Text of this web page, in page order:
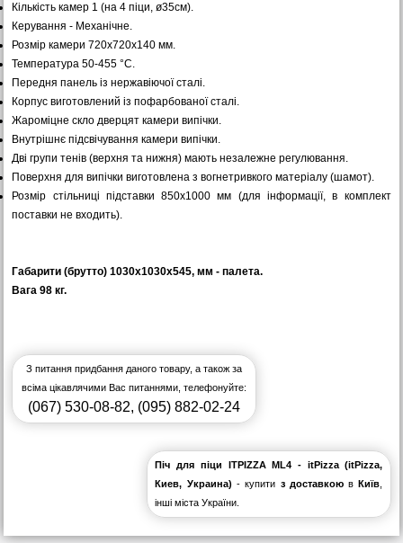
Кількість камер 1 (на 4 піци, ø35см).
Керування - Механічне.
Розмір камери 720x720x140 мм.
Температура 50-455 °C.
Передня панель із нержавіючої сталі.
Корпус виготовлений із пофарбованої сталі.
Жароміцне скло дверцят камери випічки.
Внутрішнє підсвічування камери випічки.
Дві групи тенів (верхня та нижня) мають незалежне регулювання.
Поверхня для випічки виготовлена з вогнетривкого матеріалу (шамот).
Розмір стільниці підставки 850х1000 мм (для інформації, в комплект
поставки не входить).
Габарити (брутто) 1030x1030x545, мм - палета.
Вага 98 кг.
З питання придбання даного товару, а також за
всіма цікавлячими Вас питаннями, телефонуйте:
(067) 530-08-82, (095) 882-02-24
Піч для піци ITPIZZA ML4 - itPizza (itPizza,
Киев, Украина) - купити з доставкоюв Київ
інші міста України.